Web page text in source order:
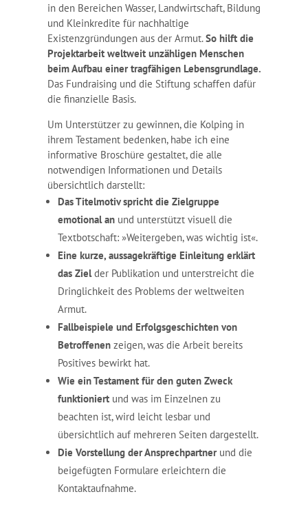
in den Bereichen Wasser, Landwirtschaft, Bildung
und Kleinkredite für nachhaltige
Existenzgründungen aus der Armut.So hilft die
Projektarbeit weltweit unzähligen Menschen
beim Aufbau einer tragfähigen Lebensgrundlage.
Das Fundraising und die Stiftung schaffen dafür
die finanzielle Basis.
Um Unterstützer zu gewinnen, die Kolping in
ihrem Testament bedenken, habe ich eine
informative Broschüre gestaltet, die alle
notwendigen Informationen und Details
übersichtlich darstellt:
Das Titelmotiv spricht die Zielgruppe
emotional anund unterstützt visuell die
Textbotschaft: »Weitergeben, was wichtig ist«.
Eine kurze, aussagekräftige Einleitung erklärt
das Zielder Publikation und unterstreicht die
Dringlichkeit des Problems der weltweiten
Armut.
Fallbeispiele und Erfolgsgeschichten von
Betroffenenzeigen, was die Arbeit bereits
Positives bewirkt hat.
Wie ein Testament für den guten Zweck
funktioniertund was im Einzelnen zu
beachten ist, wird leicht lesbar und
übersichtlich auf mehreren Seiten dargestellt.
Die Vorstellung der Ansprechpartnerund die
beigefügten Formulare erleichtern die
Kontaktaufnahme.